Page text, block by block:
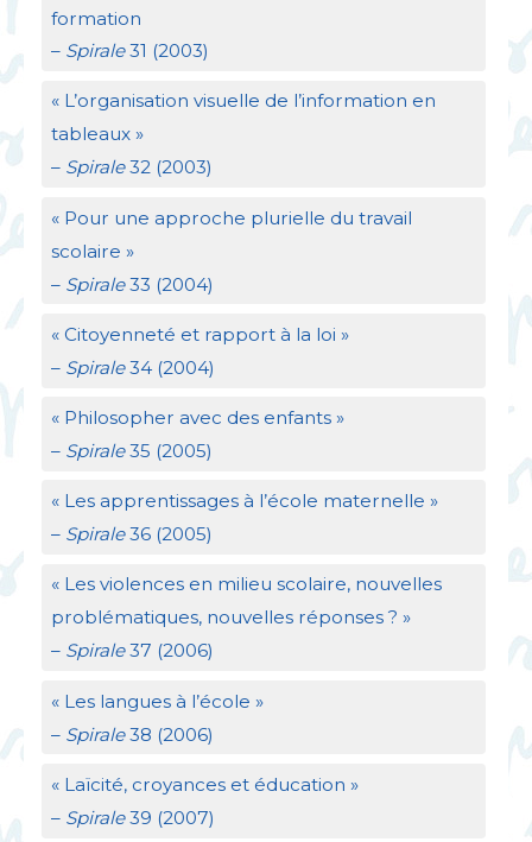
formation
– Spirale31 (2003)
« L’organisation visuelle de l’information en
tableaux »
– Spirale32 (2003)
« Pour une approche plurielle du travail
scolaire »
– Spirale33 (2004)
« Citoyenneté et rapport à la loi »
– Spirale34 (2004)
« Philosopher avec des enfants »
– Spirale35 (2005)
« Les apprentissages à l’école maternelle »
– Spirale36 (2005)
« Les violences en milieu scolaire, nouvelles
problématiques, nouvelles réponses ? »
– Spirale37 (2006)
« Les langues à l’école »
– Spirale38 (2006)
« Laïcité, croyances et éducation »
– Spirale39 (2007)